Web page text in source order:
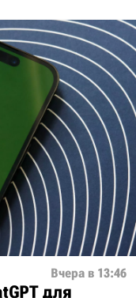
Вчера в 13:46
для